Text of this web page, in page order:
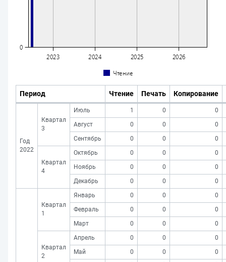
Период Чтение Печать Копирование
Год
2022
Квартал
3
Июль 1 0
0
Август
0 0
0
Сентябрь
0 0 0
Квартал
4
Октябрь 0 0
0
Ноябрь
0 0
0
Декабрь
0 0 0
Квартал
1
Январь 0 0
0
Февраль
0 0
0
Март
0 0 0
Квартал
2
Апрель 0 0
0
Май
0 0
0